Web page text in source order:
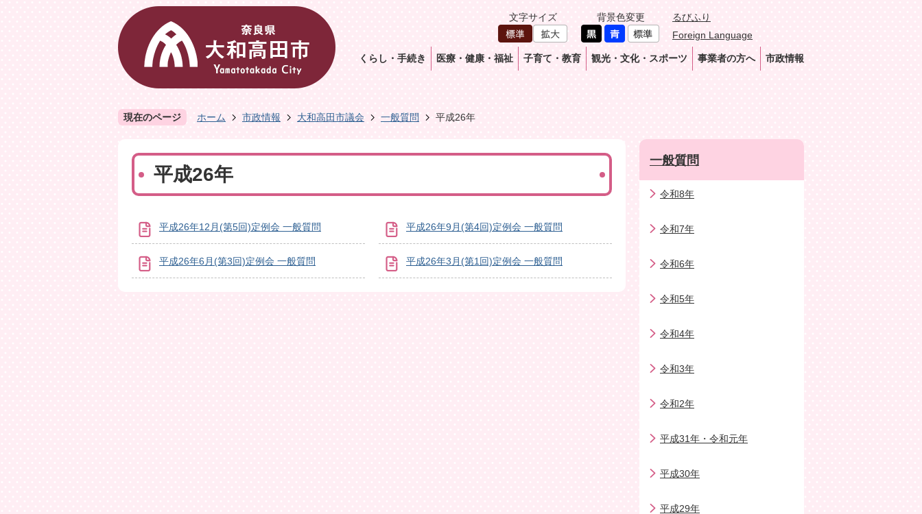
文字サイズ 背景色変更
るびふり
Foreign Language
くらし・手続き 医療・健康・福祉 子育て・教育 観光・文化・スポーツ 事業者の方へ 市政情報
現在のページ ホーム 市政情報 大和高田市議会 一般質問 平成26年
平成26年
平成26年12月(第5回)定例会 一般質問 平成26年9月(第4回)定例会 一般質問
平成26年6月(第3回)定例会 一般質問 平成26年3月(第1回)定例会 一般質問
一般質問
令和8年
令和7年
令和6年
令和5年
令和4年
令和3年
令和2年
平成31年・令和元年
平成30年
平成29年